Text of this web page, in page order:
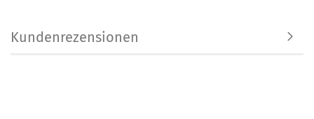
Kundenrezensionen